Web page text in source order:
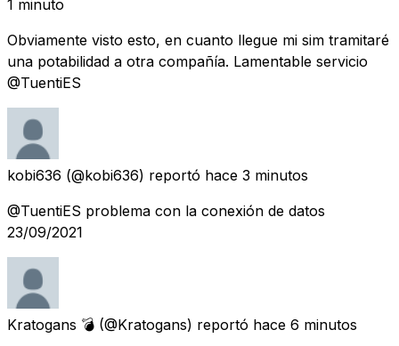
1 minuto
Obviamente visto esto, en cuanto llegue mi sim tramitaré
una potabilidad a otra compañía. Lamentable servicio
@TuentiES
kobi636 (@kobi636) reportó hace 3 minutos
@TuentiES problema con la conexión de datos
23/09/2021
Kratogans 💣 (@Kratogans) reportó hace 6 minutos